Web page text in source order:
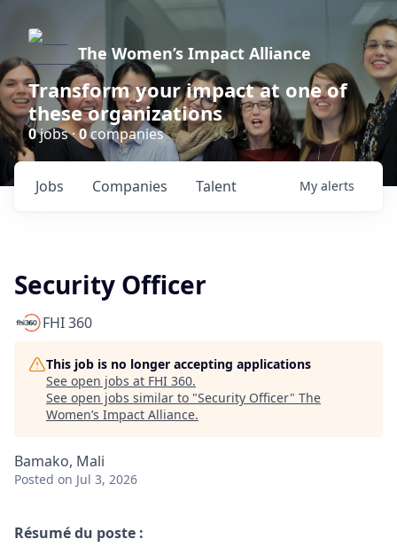
The Women’s Impact Alliance
Transform your impact at one of
these organizations
0jobs ·0companies
Jobs Companies Talent My alerts
Security Officer
FHI 360
This job is no longer accepting applications
See open jobs at FHI 360.
See open jobs similar to "Security Officer" The
Women’s Impact Alliance.
Bamako, Mali
Posted on Jul 3, 2026
Résumé du poste :